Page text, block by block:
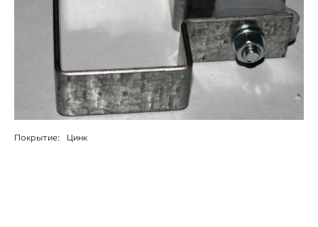
Покрытие: Цинк